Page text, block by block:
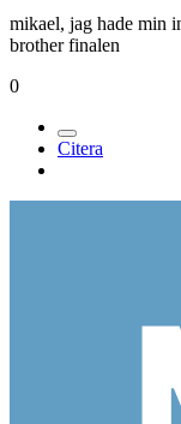
mikael, jag hade min
brother finalen
0
Citera